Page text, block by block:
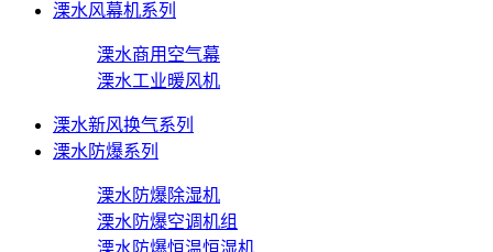
溧水风幕机系列
溧水商用空气幕
溧水工业暖风机
溧水新风换气系列
溧水防爆系列
溧水防爆除湿机
溧水防爆空调机组
溧水防爆恒温恒湿机